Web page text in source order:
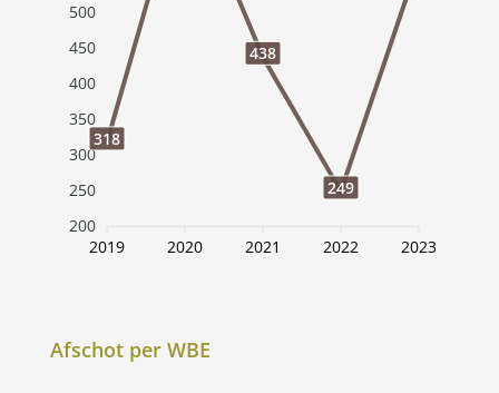
500
450
400
350
300
250
200
318
438
249
2019 2020 2021 2022 2023
Afschot per WBE